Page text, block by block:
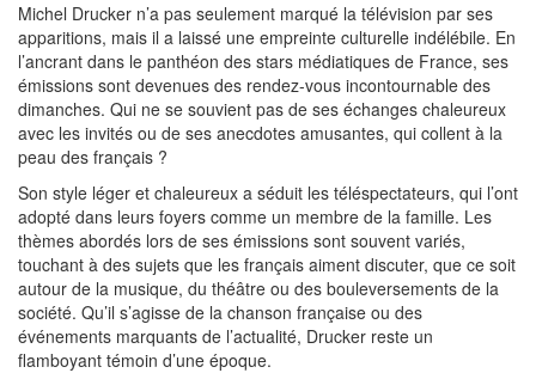
Michel Drucker n’a pas seulement marqué la télévision par ses
apparitions, mais il a laissé une empreinte culturelle indélébile. En
l’ancrant dans le panthéon des stars médiatiques de France, ses
émissions sont devenues des rendez-vous incontournable des
dimanches. Qui ne se souvient pas de ses échanges chaleureux
avec les invités ou de ses anecdotes amusantes, qui collent à la
peau des français ?
Son style léger et chaleureux a séduit les téléspectateurs, qui l’ont
adopté dans leurs foyers comme un membre de la famille. Les
thèmes abordés lors de ses émissions sont souvent variés,
touchant à des sujets que les français aiment discuter, que ce soit
autour de la musique, du théâtre ou des bouleversements de la
société. Qu’il s’agisse de la chanson française ou des
événements marquants de l’actualité, Drucker reste un
flamboyant témoin d’une époque.